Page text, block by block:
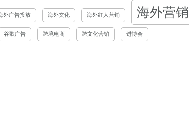
外广告投放 海外文化 海外红人营销 海外营销
谷歌广告 跨境电商 跨文化营销 进博会